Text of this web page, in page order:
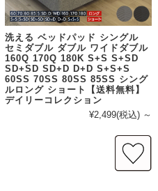
洗える ベッドパッド シングル
セミダブル ダブル ワイドダブル
160Q 170Q 180K S+S S+SD
SD+SD SD+D D+D S+S+S
60SS 70SS 80SS 85SS シング
ルロング ショート【送料無料】
デイリーコレクション
¥2,499(税込) ～